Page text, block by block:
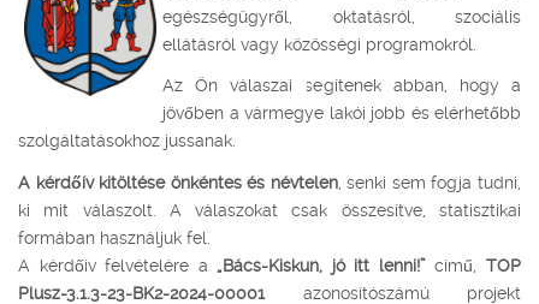
egészségügyről, oktatásról, szociális
ellátásról vagy közösségi programokról.
Az Ön válaszai segítenek abban, hogy a
jövőben a vármegye lakói jobb és elérhetőbb
szolgáltatásokhoz jussanak.
A kérdőív kitöltése önkéntes és névtelen, senki sem fogja tudni,
ki mit válaszolt. A válaszokat csak összesítve, statisztikai
formában használjuk fel.
A kérdőív felvételére a „Bács-Kiskun, jó itt lenni!”című,TOP
Plusz-3.1.3-23-BK2-2024-00001azonosítószámú projekt